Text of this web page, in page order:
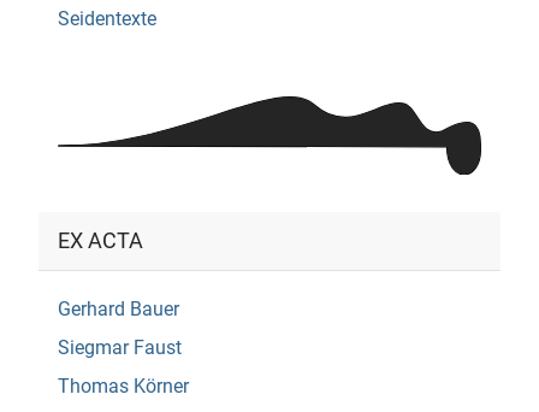
Seidentexte
EX ACTA
Gerhard Bauer
Siegmar Faust
Thomas Körner